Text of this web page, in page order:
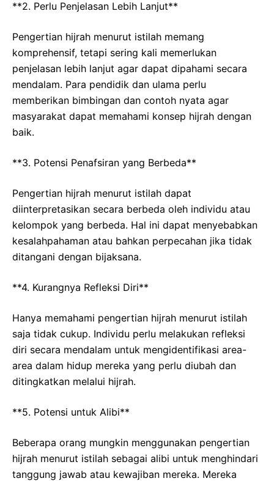
**2. Perlu Penjelasan Lebih Lanjut**
Pengertian hijrah menurut istilah memang
komprehensif, tetapi sering kali memerlukan
penjelasan lebih lanjut agar dapat dipahami secara
mendalam. Para pendidik dan ulama perlu
memberikan bimbingan dan contoh nyata agar
masyarakat dapat memahami konsep hijrah dengan
baik.
**3. Potensi Penafsiran yang Berbeda**
Pengertian hijrah menurut istilah dapat
diinterpretasikan secara berbeda oleh individu atau
kelompok yang berbeda. Hal ini dapat menyebabkan
kesalahpahaman atau bahkan perpecahan jika tidak
ditangani dengan bijaksana.
**4. Kurangnya Refleksi Diri**
Hanya memahami pengertian hijrah menurut istilah
saja tidak cukup. Individu perlu melakukan refleksi
diri secara mendalam untuk mengidentifikasi area-
area dalam hidup mereka yang perlu diubah dan
ditingkatkan melalui hijrah.
**5. Potensi untuk Alibi**
Beberapa orang mungkin menggunakan pengertian
hijrah menurut istilah sebagai alibi untuk menghindari
tanggung jawab atau kewajiban mereka. Mereka